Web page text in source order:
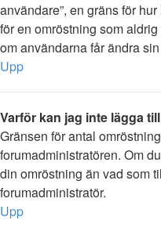
användare”, en gräns för
för en omröstning som
om användarna får ändra
Upp
Varför kan jag inte lägga
Gränsen för antal
forumadministratören. Om
din omröstning än vad som
forumadministratör.
Upp